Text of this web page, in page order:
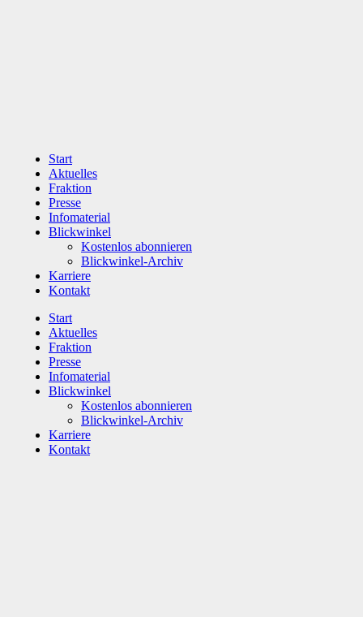
Start
Aktuelles
Fraktion
Presse
Infomaterial
Blickwinkel
Kostenlos abonnieren
Blickwinkel-Archiv
Karriere
Kontakt
Start
Aktuelles
Fraktion
Presse
Infomaterial
Blickwinkel
Kostenlos abonnieren
Blickwinkel-Archiv
Karriere
Kontakt